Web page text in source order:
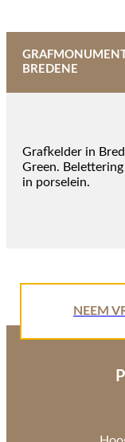
BREDENE
Grafkelder in
Green.
in porselein.
NEEM